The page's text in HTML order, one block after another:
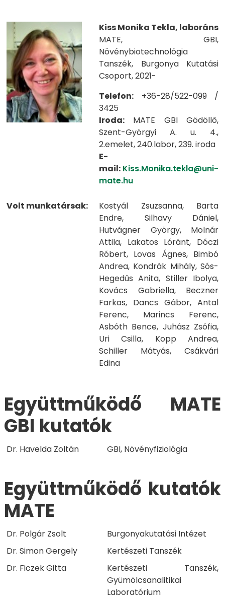
Kiss Monika Tekla, laboráns
MATE, GBI,
Növénybiotechnológia
Tanszék, Burgonya Kutatási
Csoport, 2021-
Telefon: +36-28/522-099 /
3425
Iroda: MATE GBI Gödöllő,
Szent-Györgyi A. u. 4.,
2.emelet, 240.labor, 239. iroda
E-
mail: Kiss.Monika.tekla@uni-
mate.hu
Volt munkatársak:
Kostyál Zsuzsanna, Barta
Endre, Silhavy Dániel,
Hutvágner György, Molnár
Attila, Lakatos Lóránt, Dóczi
Róbert, Lovas Ágnes, Bimbó
Andrea, Kondrák Mihály, Sós-
Hegedűs Anita, Stiller Ibolya,
Kovács Gabriella, Beczner
Farkas, Dancs Gábor, Antal
Ferenc, Marincs Ferenc,
Asbóth Bence, Juhász Zsófia,
Uri Csilla, Kopp Andrea,
Schiller Mátyás, Csákvári
Edina
​​​​​​​Együttműködő MATE
GBI kutatók
Dr. Havelda Zoltán GBI, Növényfiziológia
Együttműködő kutatók
MATE​​​
Dr. Polgár Zsolt
Burgonyakutatási Intézet
Dr. Simon Gergely
Kertészeti Tanszék
Dr. Ficzek Gitta
Kertészeti Tanszék,
Gyümölcsanalitikai
Laboratórium